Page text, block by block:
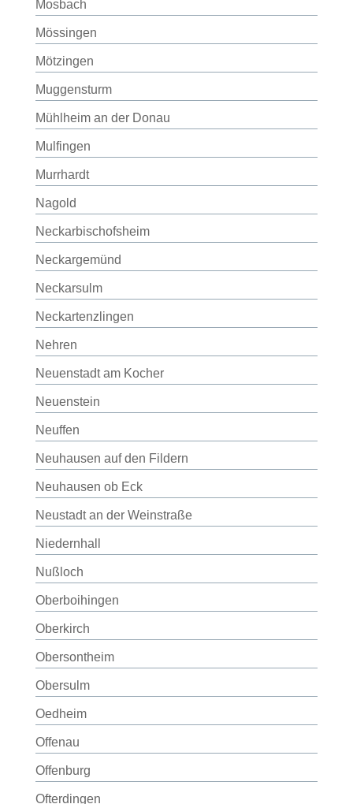
Mosbach
Mössingen
Mötzingen
Muggensturm
Mühlheim an der Donau
Mulfingen
Murrhardt
Nagold
Neckarbischofsheim
Neckargemünd
Neckarsulm
Neckartenzlingen
Nehren
Neuenstadt am Kocher
Neuenstein
Neuffen
Neuhausen auf den Fildern
Neuhausen ob Eck
Neustadt an der Weinstraße
Niedernhall
Nußloch
Oberboihingen
Oberkirch
Obersontheim
Obersulm
Oedheim
Offenau
Offenburg
Ofterdingen